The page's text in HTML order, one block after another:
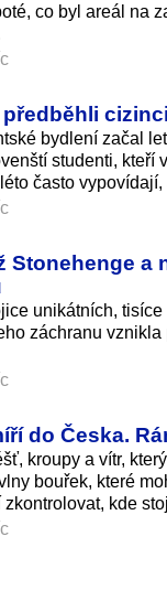
co byl areál na
bydlení začal
studenti, kteří
často
Stonehenge a
unikátních,
záchranu
do Česka.
kroupy a vítr,
bouřek, které
zkontrolovat, kde